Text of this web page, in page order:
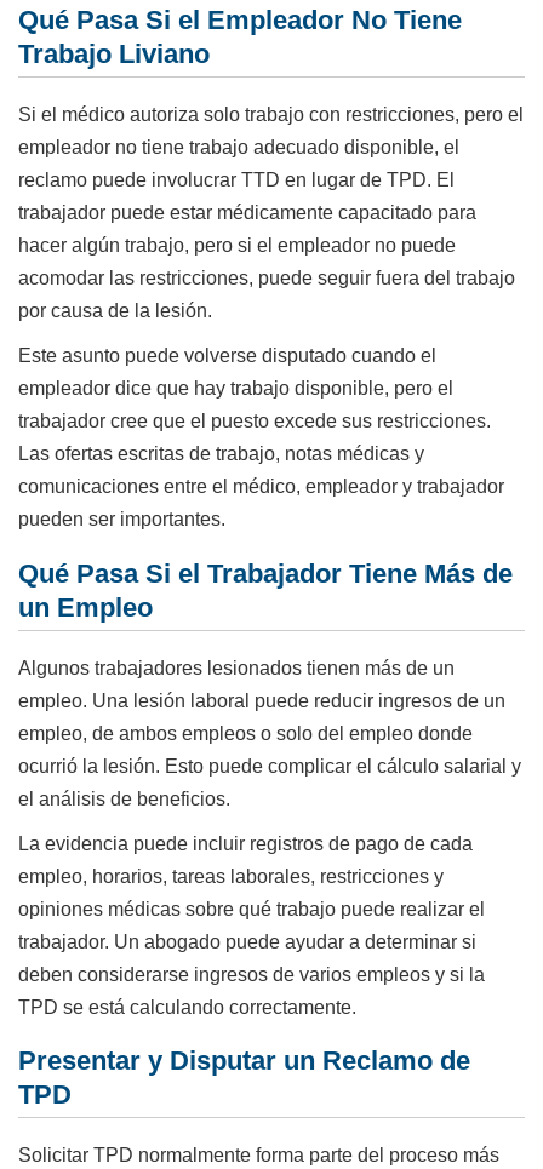
Qué Pasa Si el Empleador No Tiene
Trabajo Liviano
Si el médico autoriza solo trabajo con restricciones, pero el
empleador no tiene trabajo adecuado disponible, el
reclamo puede involucrar TTD en lugar de TPD. El
trabajador puede estar médicamente capacitado para
hacer algún trabajo, pero si el empleador no puede
acomodar las restricciones, puede seguir fuera del trabajo
por causa de la lesión.
Este asunto puede volverse disputado cuando el
empleador dice que hay trabajo disponible, pero el
trabajador cree que el puesto excede sus restricciones.
Las ofertas escritas de trabajo, notas médicas y
comunicaciones entre el médico, empleador y trabajador
pueden ser importantes.
Qué Pasa Si el Trabajador Tiene Más de
un Empleo
Algunos trabajadores lesionados tienen más de un
empleo. Una lesión laboral puede reducir ingresos de un
empleo, de ambos empleos o solo del empleo donde
ocurrió la lesión. Esto puede complicar el cálculo salarial y
el análisis de beneficios.
La evidencia puede incluir registros de pago de cada
empleo, horarios, tareas laborales, restricciones y
opiniones médicas sobre qué trabajo puede realizar el
trabajador. Un abogado puede ayudar a determinar si
deben considerarse ingresos de varios empleos y si la
TPD se está calculando correctamente.
Presentar y Disputar un Reclamo de
TPD
Solicitar TPD normalmente forma parte del proceso más